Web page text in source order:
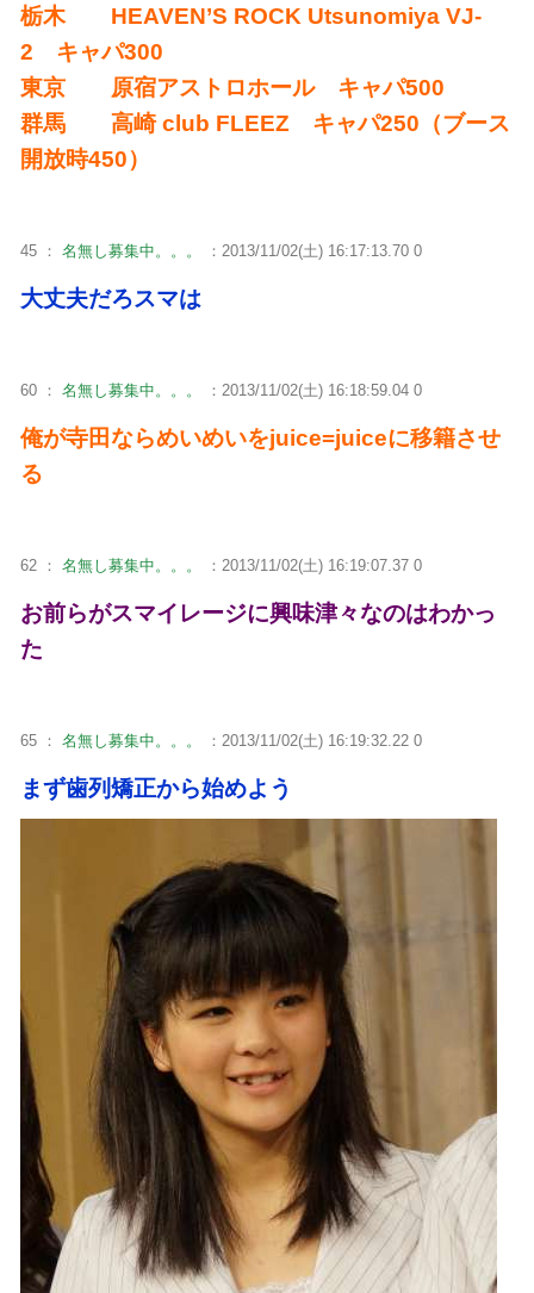
栃木 HEAVEN’S ROCK Utsunomiya VJ-
2 キャパ300
東京 原宿アストロホール キャパ500
群馬 高崎 club FLEEZ キャパ250（ブース
開放時450）
45 ： 名無し募集中。。。 ：2013/11/02(土) 16:17:13.70 0
大丈夫だろスマは
60 ： 名無し募集中。。。 ：2013/11/02(土) 16:18:59.04 0
俺が寺田ならめいめいをjuice=juiceに移籍させ
る
62 ： 名無し募集中。。。 ：2013/11/02(土) 16:19:07.37 0
お前らがスマイレージに興味津々なのはわかっ
た
65 ： 名無し募集中。。。 ：2013/11/02(土) 16:19:32.22 0
まず歯列矯正から始めよう